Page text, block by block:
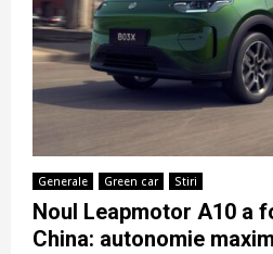
Generale Green car Stiri
Noul Leapmotor A10 a
China: autonomie